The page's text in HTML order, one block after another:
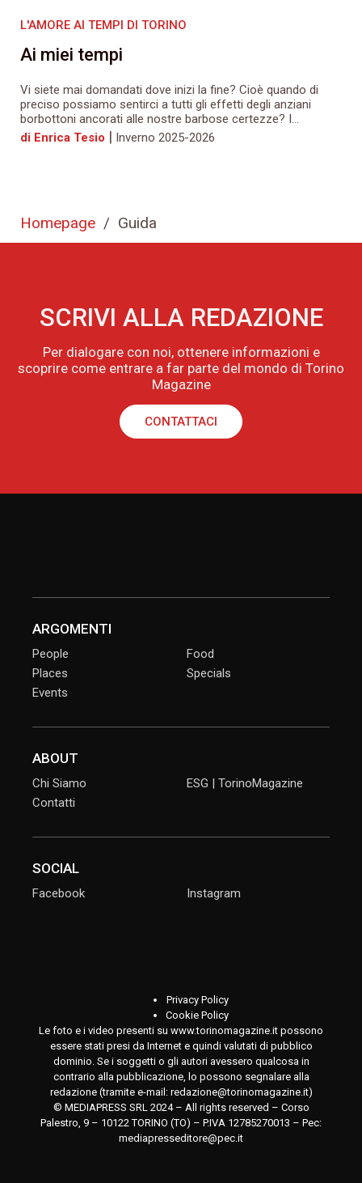
L'AMORE AI TEMPI DI TORINO
Ai miei tempi
Vi siete mai domandati dove inizi la fine? Cioè quando di
preciso possiamo sentirci a tutti gli effetti degli anziani
borbottoni ancorati alle nostre barbose certezze? I...
di Enrica Tesio | Inverno 2025-2026
Homepage / Guida
SCRIVI ALLA REDAZIONE
Per dialogare con noi, ottenere informazioni e
scoprire come entrare a far parte del mondo di Torino
Magazine
CONTATTACI
ARGOMENTI
People
Places
Events
Food
Specials
ABOUT
Chi Siamo
Contatti
ESG | TorinoMagazine
SOCIAL
Facebook Instagram
Privacy Policy
Cookie Policy
Le foto e i video presenti su www.torinomagazine.it possono
essere stati presi da Internet e quindi valutati di pubblico
dominio. Se i soggetti o gli autori avessero qualcosa in
contrario alla pubblicazione, lo possono segnalare alla
redazione (tramite e-mail: redazione@torinomagazine.it)
© MEDIAPRESS SRL 2024 – All rights reserved – Corso
Palestro, 9 – 10122 TORINO (TO) – P.IVA 12785270013 – Pec:
mediapresseditore@pec.it